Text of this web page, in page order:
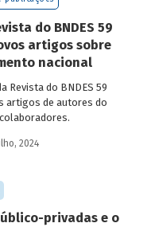
do BNDES 59
artigos sobre
nacional
Revista do BNDES 59
artigos de autores do
2024
privadas e o